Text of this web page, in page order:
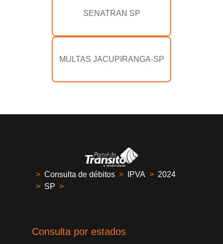
SENATRAN SP
MULTAS JACUPIRANGA-SP
> Consulta de débitos > IPVA > 2024
> SP >
Consulta por estados